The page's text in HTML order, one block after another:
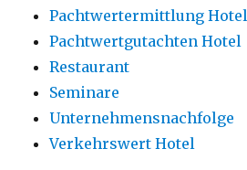
Pachtwertermittlung Hotel
Pachtwertgutachten Hotel
Restaurant
Seminare
Unternehmensnachfolge
Verkehrswert Hotel